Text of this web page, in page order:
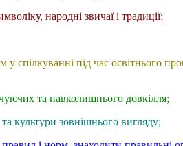
народні звичаї і традиції;
спілкуванні під час освітнього
та навколишнього довкілля;
культури зовнішнього вигляду;